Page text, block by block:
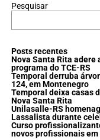
Pesquisar
Posts recentes
Nova Santa Rita adere
programa do TCE-RS
Temporal derruba
124, em Montenegro
Temporal deixa casas
Nova Santa Rita
Unilasalle-RS
Lassalista durante
Curso
novos profissionais em